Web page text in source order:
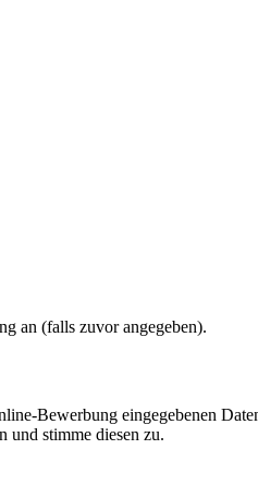
an (falls zuvor angegeben).
Bewerbung eingegebenen
und stimme diesen zu.